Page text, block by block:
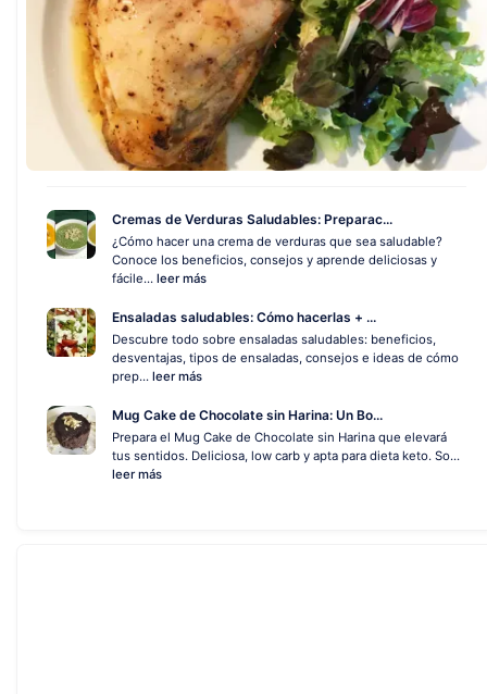
Cremas de Verduras Saludables: Preparac...
¿Cómo hacer una crema de verduras que sea saludable?
Conoce los beneficios, consejos y aprende deliciosas y
fácile... leer más
Ensaladas saludables: Cómo hacerlas + ...
Descubre todo sobre ensaladas saludables: beneficios,
desventajas, tipos de ensaladas, consejos e ideas de cómo
prep... leer más
Mug Cake de Chocolate sin Harina: Un Bo...
Prepara el Mug Cake de Chocolate sin Harina que elevará
tus sentidos. Deliciosa, low carb y apta para dieta keto. So...
leer más